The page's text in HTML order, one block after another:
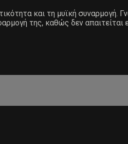
και τη μυϊκή συναρμογή.
της, καθώς δεν απαιτείται